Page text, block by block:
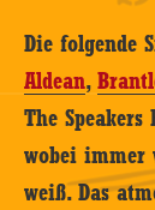
Die folgende
Aldean,
The
wobei immer
weiß. Das